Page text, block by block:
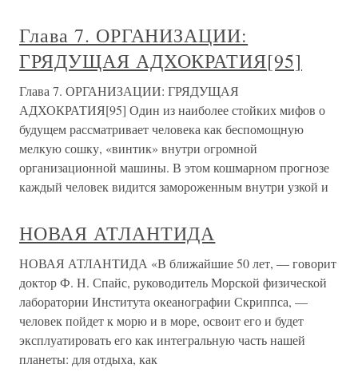
Глава 7. ОРГАНИЗАЦИИ:
ГРЯДУЩАЯ АДХОКРАТИЯ[95]
Глава 7. ОРГАНИЗАЦИИ: ГРЯДУЩАЯ
АДХОКРАТИЯ[95] Один из наиболее стойких мифов о
будущем рассматривает человека как беспомощную
мелкую сошку, «винтик» внутри огромной
организационной машины. В этом кошмарном прогнозе
каждый человек видится замороженным внутри узкой и
НОВАЯ АТЛАНТИДА
НОВАЯ АТЛАНТИДА «В ближайшие 50 лет, — говорит
доктор Ф. Н. Спайс, руководитель Морской физической
лаборатории Института океанографии Скриппса, —
человек пойдет к морю и в море, освоит его и будет
эксплуатировать его как интегральную часть нашей
планеты: для отдыха, как